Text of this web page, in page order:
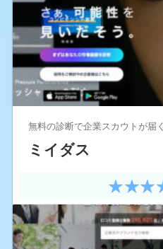
無料の診断で企業スカウトが届く
ミイダス